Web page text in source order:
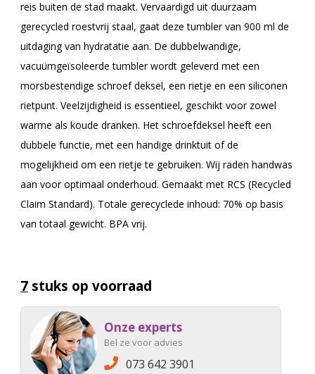
reis buiten de stad maakt. Vervaardigd uit duurzaam
gerecycled roestvrij staal, gaat deze tumbler van 900 ml de
uitdaging van hydratatie aan. De dubbelwandige,
vacuümgeïsoleerde tumbler wordt geleverd met een
morsbestendige schroef deksel, een rietje en een siliconen
rietpunt. Veelzijdigheid is essentieel, geschikt voor zowel
warme als koude dranken. Het schroefdeksel heeft een
dubbele functie, met een handige drinktuit of de
mogelijkheid om een rietje te gebruiken. Wij raden handwas
aan voor optimaal onderhoud. Gemaakt met RCS (Recycled
Claim Standard). Totale gerecyclede inhoud: 70% op basis
van totaal gewicht. BPA vrij.
7 stuks op voorraad
Onze experts
Bel ze voor advies
073 642 3901